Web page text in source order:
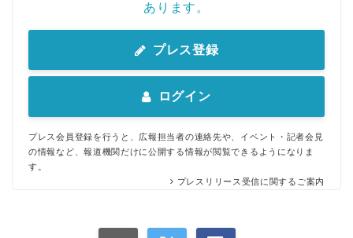
あります。
プレス登録
ログイン
プレス会員登録を行うと、広報担当者の連絡先や、イベント・記者会見
の情報など、報道機関だけに公開する情報が閲覧できるようになりま
す。
プレスリリース受信に関するご案内